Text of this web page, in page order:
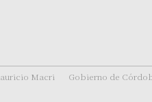
Macri Gobierno de